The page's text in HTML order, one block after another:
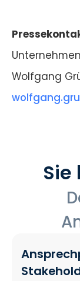
Wolfgang
Sie